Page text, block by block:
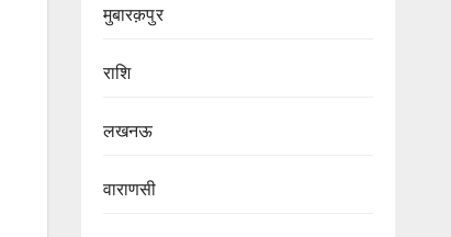
मुबारक़पुर
राशि
लखनऊ
वाराणसी